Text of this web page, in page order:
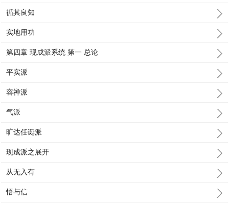
循其良知
实地用功
第四章 现成派系统 第一 总论
平实派
容禅派
气派
旷达任诞派
现成派之展开
从无入有
悟与信